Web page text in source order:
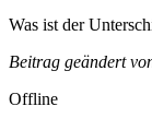
Was ist der
Beitrag geändert
Offline